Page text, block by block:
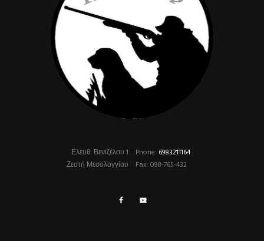
Phone: 6983211164
Fax: 098-765-432
Ελευθ. Βενιζέλου 1
Ζεστή Μεσολογγίου